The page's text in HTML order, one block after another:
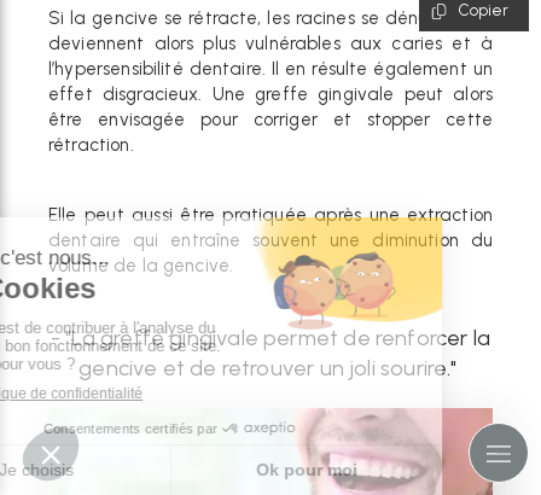
Si la gencive se rétracte, les racines se dénudent et
deviennent alors plus vulnérables aux caries et à
l’hypersensibilité dentaire. Il en résulte également un
effet disgracieux. Une greffe gingivale peut alors
être envisagée pour corriger et stopper cette
rétraction.
Elle peut aussi être pratiquée après une extraction
dentaire qui entraîne souvent une diminution du
volume de la gencive.
- "La greffe gingivale permet de renforcer la
gencive et de retrouver un joli sourire."
Copier